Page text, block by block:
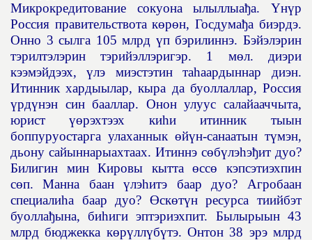
Микрокредитование сокуона ылыллыађа. Үнүр
Россия правительствота көрөн, Госдумађа биэрдэ.
Онно 3 сылга 105 млрд үп бэрилиннэ. Бэйэлэрин
тэрилтэлэрин тэрийэллэригэр. 1 мөл. диэри
кээмэйдээх,үлэ миэстэтин таһаардыннар диэн.
Итинник хардыылар, кыра да буоллаллар, Россия
үрдүнэн син бааллар. Онон улуус салайааччыта,
юристүөрэхтээх киһи итинник тыын
боппуруостарга улаханнык өйүн-санаатын түмэн,
дьону сайыннарыахтаах. Итиннэ сөбүлэһэђит дуо?
Билигин мин Кировы кыттаөссө кэпсэтиэхпин
сөп. Манна баанүлэһитэ баар дуо? Агробаан
специалиһа баар дуо? Өскөтүн ресурса тиийбэт
буоллађына, биһиги эптэриэхпит. Былырыын 43
млрд бюджекка көрүллүбүтэ. Онтон 38 эрэ млрд